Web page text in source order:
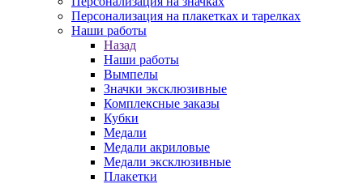
Персонализация на плакетках и тарелках
Наши работы
Назад
Наши работы
Вымпелы
Значки эксклюзивные
Комплексные заказы
Кубки
Медали
Медали акриловые
Медали эксклюзивные
Плакетки